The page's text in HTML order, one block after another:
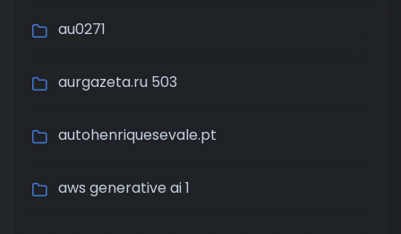
au0271
aurgazeta.ru 503
autohenriquesevale.pt
aws generative ai 1